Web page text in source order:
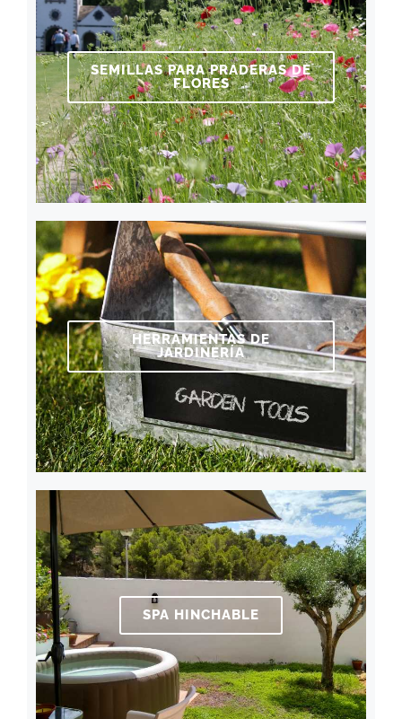
SEMILLAS PARA PRADERAS DE
FLORES
HERRAMIENTAS DE
JARDINERÍA
SPA HINCHABLE